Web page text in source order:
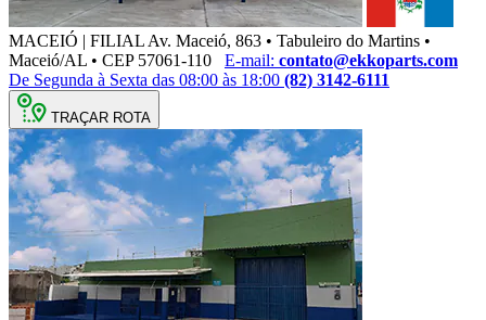
MACEIÓ | FILIAL Av. Maceió, 863 • Tabuleiro do Martins •
Maceió/AL • CEP 57061-110
E-mail: contato@ekkoparts.com
De Segunda à Sexta das 08:00 às 18:00 (82) 3142-6111
TRAÇAR ROTA